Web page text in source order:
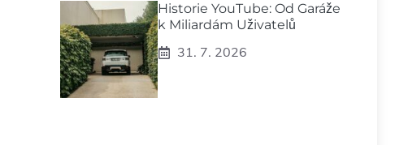
Historie YouTube: Od Garáže
k Miliardám Uživatelů
31. 7. 2026